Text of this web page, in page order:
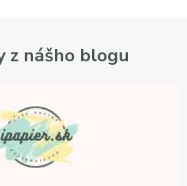
z nášho blogu